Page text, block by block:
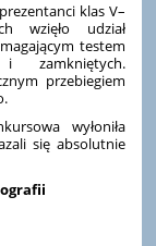
klas V–
wzięło udział
testem
zamkniętych.
przebiegiem
wyłoniła
się absolutnie